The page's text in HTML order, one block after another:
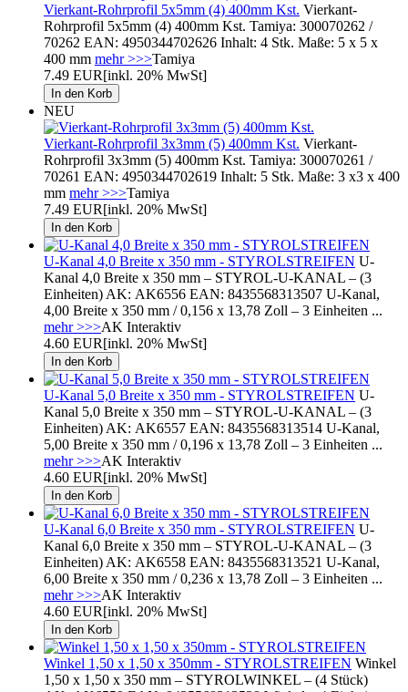
Vierkant-Rohrprofil 5x5mm (4) 400mm Kst. Vierkant-
Rohrprofil 5x5mm (4) 400mm Kst. Tamiya: 300070262 /
70262 EAN: 4950344702626 Inhalt: 4 Stk. Maße: 5 x 5 x
400 mm mehr >>>Tamiya
7.49 EUR[inkl. 20% MwSt]
NEU
Vierkant-Rohrprofil 3x3mm (5) 400mm Kst. Vierkant-
Rohrprofil 3x3mm (5) 400mm Kst. Tamiya: 300070261 /
70261 EAN: 4950344702619 Inhalt: 5 Stk. Maße: 3 x3 x 400
mm mehr >>>Tamiya
7.49 EUR[inkl. 20% MwSt]
U-Kanal 4,0 Breite x 350 mm - STYROLSTREIFEN U-
Kanal 4,0 Breite x 350 mm – STYROL-U-KANAL – (3
Einheiten) AK: AK6556 EAN: 8435568313507 U-Kanal,
4,00 Breite x 350 mm / 0,156 x 13,78 Zoll – 3 Einheiten ...
mehr >>>AK Interaktiv
4.60 EUR[inkl. 20% MwSt]
U-Kanal 5,0 Breite x 350 mm - STYROLSTREIFEN U-
Kanal 5,0 Breite x 350 mm – STYROL-U-KANAL – (3
Einheiten) AK: AK6557 EAN: 8435568313514 U-Kanal,
5,00 Breite x 350 mm / 0,196 x 13,78 Zoll – 3 Einheiten ...
mehr >>>AK Interaktiv
4.60 EUR[inkl. 20% MwSt]
U-Kanal 6,0 Breite x 350 mm - STYROLSTREIFEN U-
Kanal 6,0 Breite x 350 mm – STYROL-U-KANAL – (3
Einheiten) AK: AK6558 EAN: 8435568313521 U-Kanal,
6,00 Breite x 350 mm / 0,236 x 13,78 Zoll – 3 Einheiten ...
mehr >>>AK Interaktiv
4.60 EUR[inkl. 20% MwSt]
Winkel 1,50 x 1,50 x 350mm - STYROLSTREIFEN Winkel
1,50 x 1,50 x 350 mm – STYROLWINKEL – (4 Stück)